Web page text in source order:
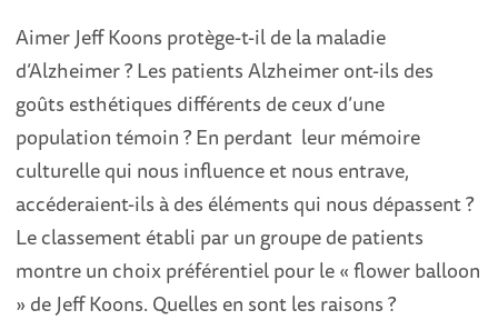
Aimer Jeff Koons protège-t-il de la maladie
d’Alzheimer ? Les patients Alzheimer ont-ils des
goûts esthétiques différents de ceux d’une
population témoin ? En perdant leur mémoire
culturelle qui nous influence et nous entrave,
accéderaient-ils à des éléments qui nous dépassent ?
Le classement établi par un groupe de patients
montre un choix préférentiel pour le « flower balloon
» de Jeff Koons. Quelles en sont les raisons ?